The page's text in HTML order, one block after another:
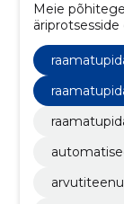
Meie
kaugtöö